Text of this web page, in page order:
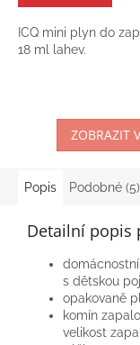
ICQ mini plyn do
18 ml lahev.
ZOBRAZIT
Popis Podobné (5)
Detailní popis
s dětskou
opakovaně
komín
velikost